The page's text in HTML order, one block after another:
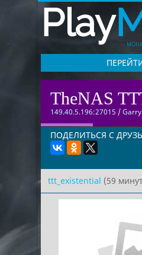
Play
TheNAS
149.40.5.196:27015 /
ПОДЕЛИТЬСЯ С
ttt_existential (59